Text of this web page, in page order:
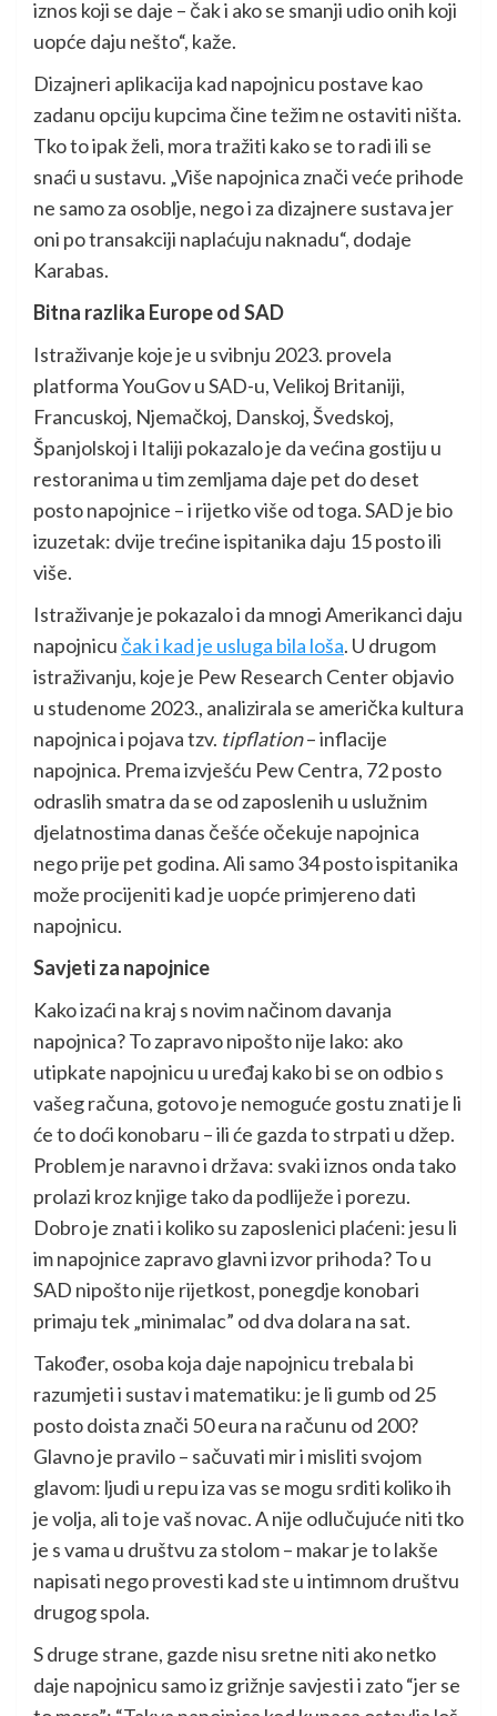
iznos koji se daje – čak i ako se smanji udio onih koji
uopće daju nešto“, kaže.
Dizajneri aplikacija kad napojnicu postave kao
zadanu opciju kupcima čine težim ne ostaviti ništa.
Tko to ipak želi, mora tražiti kako se to radi ili se
snaći u sustavu. „Više napojnica znači veće prihode
ne samo za osoblje, nego i za dizajnere sustava jer
oni po transakciji naplaćuju naknadu“, dodaje
Karabas.
Bitna razlika Europe od SAD
Istraživanje koje je u svibnju 2023. provela
platforma YouGov u SAD-u, Velikoj Britaniji,
Francuskoj, Njemačkoj, Danskoj, Švedskoj,
Španjolskoj i Italiji pokazalo je da većina gostiju u
restoranima u tim zemljama daje pet do deset
posto napojnice – i rijetko više od toga. SAD je bio
izuzetak: dvije trećine ispitanika daju 15 posto ili
više.
Istraživanje je pokazalo i da mnogi Amerikanci daju
napojnicu čak i kad je usluga bila loša. U drugom
istraživanju, koje je Pew Research Center objavio
u studenome 2023., analizirala se američka kultura
napojnica i pojava tzv. tipflation– inflacije
napojnica. Prema izvješću Pew Centra, 72 posto
odraslih smatra da se od zaposlenih u uslužnim
djelatnostima danas češće očekuje napojnica
nego prije pet godina. Ali samo 34 posto ispitanika
može procijeniti kad je uopće primjereno dati
napojnicu.
Savjeti za napojnice
Kako izaći na kraj s novim načinom davanja
napojnica? To zapravo nipošto nije lako: ako
utipkate napojnicu u uređaj kako bi se on odbio s
vašeg računa, gotovo je nemoguće gostu znati je li
će to doći konobaru – ili će gazda to strpati u džep.
Problem je naravno i država: svaki iznos onda tako
prolazi kroz knjige tako da podliježe i porezu.
Dobro je znati i koliko su zaposlenici plaćeni: jesu li
im napojnice zapravo glavni izvor prihoda? To u
SAD nipošto nije rijetkost, ponegdje konobari
primaju tek „minimalac” od dva dolara na sat.
Također, osoba koja daje napojnicu trebala bi
razumjeti i sustav i matematiku: je li gumb od 25
posto doista znači 50 eura na računu od 200?
Glavno je pravilo – sačuvati mir i misliti svojom
glavom: ljudi u repu iza vas se mogu srditi koliko ih
je volja, ali to je vaš novac. A nije odlučujuće niti tko
je s vama u društvu za stolom – makar je to lakše
napisati nego provesti kad ste u intimnom društvu
drugog spola.
S druge strane, gazde nisu sretne niti ako netko
daje napojnicu samo iz grižnje savjesti i zato “jer se